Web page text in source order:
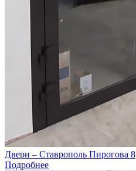
Двери – Ставрополь Пирогова 8
Подробнее